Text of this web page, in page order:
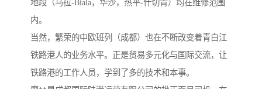
地段（马拉-Biala，华沙，热平-什切青）均在维修范围
内。
当然，繁荣的中欧班列（成都）也在不断改变着青白江
铁路港人的业务水平。正是贸易多元化与国际交流，让
铁路港的工作人员，学到了多的技术和本事。